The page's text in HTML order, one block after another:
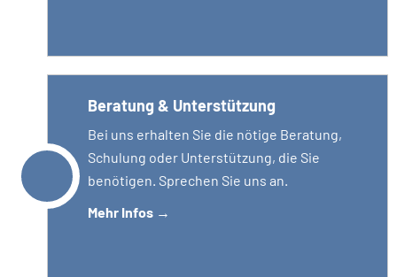
Beratung & Unterstützung
Bei uns erhalten Sie die nötige Beratung,
Schulung oder Unterstützung, die Sie
benötigen. Sprechen Sie uns an.
Mehr Infos→